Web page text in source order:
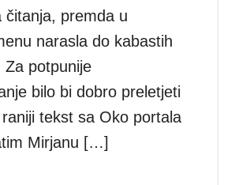
čitanja, premda u
narasla do kabastih
Za potpunije
bilo bi dobro preletjeti
tekst sa Oko portala
Mirjanu […]